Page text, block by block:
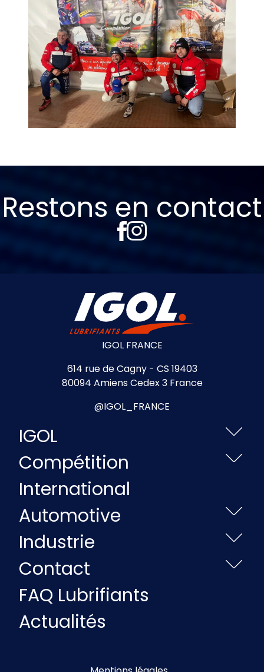
Restons en contact
IGOL FRANCE
614 rue de Cagny - CS 19403
80094 Amiens Cedex 3 France
@IGOL_FRANCE
IGOL
Compétition
International
Automotive
Industrie
Contact
FAQ Lubrifiants
Actualités